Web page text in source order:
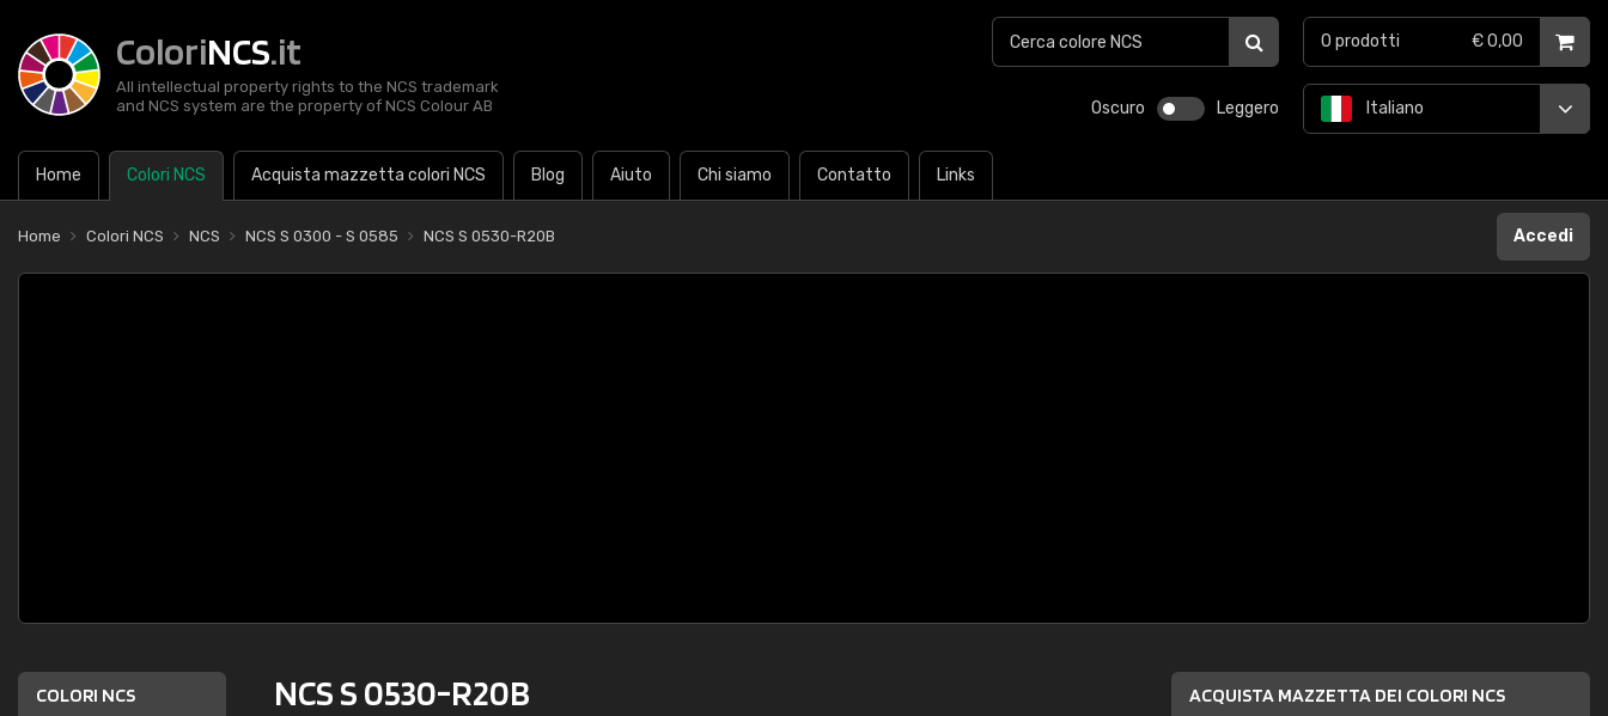
ColoriNCS.it
All intellectual property rights to the NCS trademark
and NCS system are the property of NCS Colour AB
Oscuro Leggero
Home Colori NCS Acquista mazzetta colori NCS Blog Aiuto Chi siamo Contatto Links
Italiano
0 prodotti € 0,00
Home Colori NCS NCS NCS S 0300 - S 0585 NCS S 0530-R20B Accedi
COLORI NCS NCS S 0530-R20B ACQUISTA MAZZETTA DEI COLORI NCS